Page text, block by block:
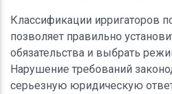
Классификации ирригаторов
позволяет правильно
обязательства и выбрать
Нарушение требований
серьезную юридическую